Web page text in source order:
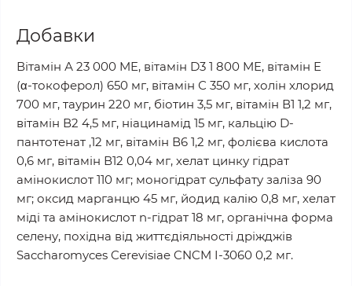
Добавки
Вітамін А 23 000 ME, вітамін D3 1 800 ME, вітамін E
(α-токоферол) 650 мг, вітамін С 350 мг, холін хлорид
700 мг, таурин 220 мг, біотин 3,5 мг, вітамін В1 1,2 мг,
вітамін В2 4,5 мг, ніацинамід 15 мг, кальцію D-
пантотенат ,12 мг, вітамін В6 1,2 мг, фолієва кислота
0,6 мг, вітамін В12 0,04 мг, хелат цинку гідрат
амінокислот 110 мг; моногідрат сульфату заліза 90
мг; оксид марганцю 45 мг, йодид калію 0,8 мг, хелат
міді та амінокислот n-гідрат 18 мг, органічна форма
селену, похідна від життєдіяльності дріжджів
Saccharomyces Cerevisiae CNCM I-3060 0,2 мг.